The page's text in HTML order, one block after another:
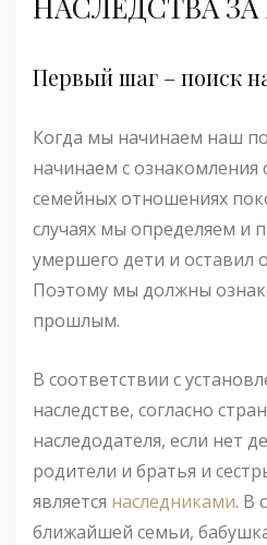
Первый шаг – поиск
Когда мы начинаем наш
начинаем с ознакомления
семейных отношениях
случаях мы определяем и
умершего дети и оставил
Поэтому мы должны
прошлым.
В соответствии с
наследстве, согласно
наследодателя, если нет
родители и братья и
является наследниками. В
ближайшей семьи,